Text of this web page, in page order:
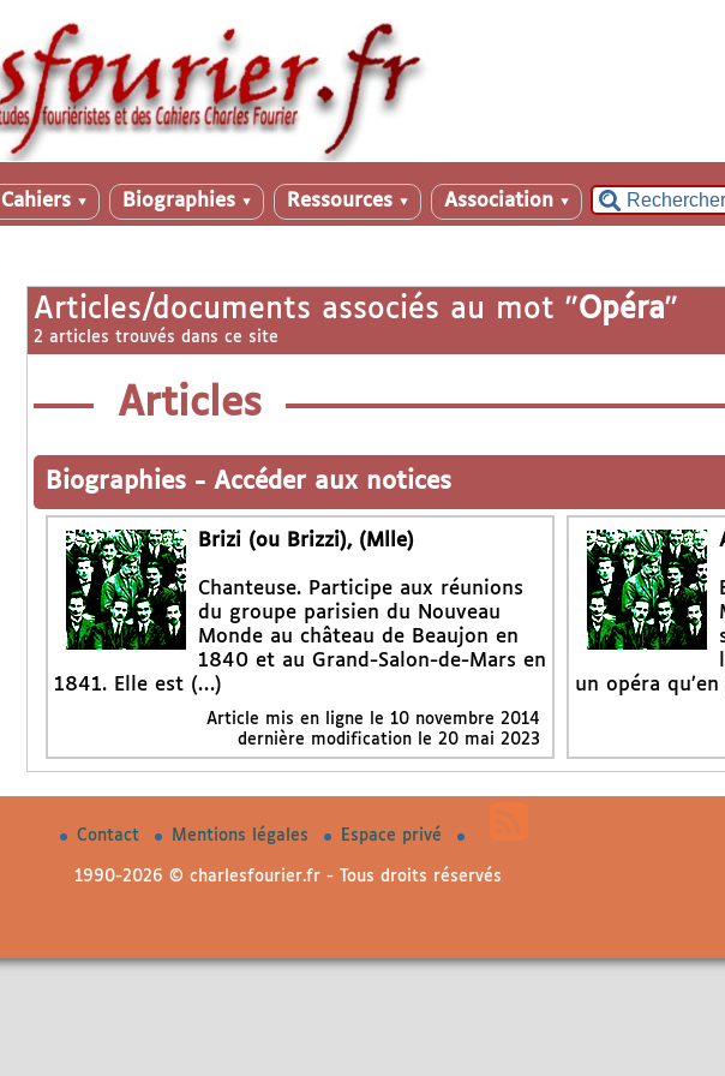
Cahiers ▼ Biographies ▼ Ressources ▼ Association ▼
Articles/documents associés au mot "Opéra"
2 articles trouvés dans ce site
Articles
Biographies - Accéder aux notices
Brizi (ou Brizzi), (Mlle)
Chanteuse. Participe aux réunions
du groupe parisien du Nouveau
Monde au château de Beaujon en
1840 et au Grand-Salon-de-Mars en
1841. Elle est (…)
Article mis en ligne le 10 novembre 2014
dernière modification le 20 mai 2023
un opéra
Contact Mentions légales Espace privé
1990-2026 © charlesfourier.fr - Tous droits réservés